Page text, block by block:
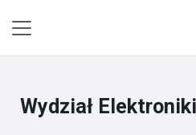
Wydział Elektroniki